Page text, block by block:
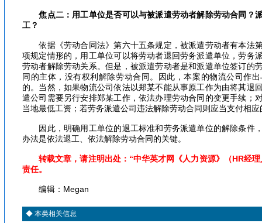
焦点二：用工单位是否可以与被派遣劳动者解除劳动合同？
工？
依据《劳动合同法》第六十五条规定，被派遣劳动者有本法
项规定情形的，用工单位可以将劳动者退回劳务派遣单位，劳务
劳动者解除劳动关系。但是，被派遣劳动者是和派遣单位签订的
同的主体，没有权利解除劳动合同。因此，本案的物流公司作
的。当然，如果物流公司依法以郑某不能从事原工作为由将其退
遣公司需要另行安排郑某工作，依法办理劳动合同的变更手续；
当地最低工资；若劳务派遣公司违法解除劳动合同则应当支付相
因此，明确用工单位的退工标准和劳务派遣单位的解除条件
办法是依法退工、依法解除劳动合同的关键。
转载文章，请注明出处：“中华英才网《人力资源》（HR经
责任。
编辑：Megan
◆ 本类相关信息